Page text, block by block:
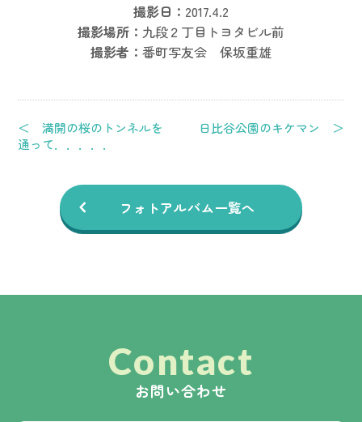
撮影日： 2017.4.2
撮影場所： 九段２丁目トヨタビル前
撮影者： 番町写友会 保坂重雄
＜ 満開の桜のトンネルを
通って．．．．．
日比谷公園のキケマン ＞
フォトアルバム一覧へ
Contact
お問い合わせ